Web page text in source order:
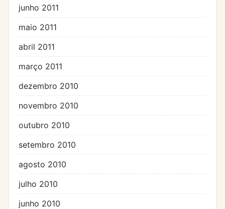
junho 2011
maio 2011
abril 2011
março 2011
dezembro 2010
novembro 2010
outubro 2010
setembro 2010
agosto 2010
julho 2010
junho 2010